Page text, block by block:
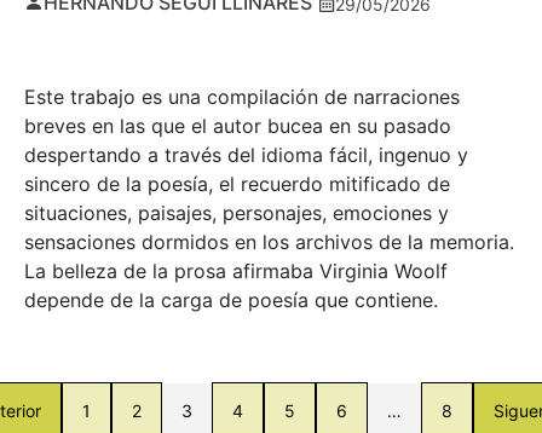
Este trabajo es una compilación de narraciones
breves en las que el autor bucea en su pasado
despertando a través del idioma fácil, ingenuo y
sincero de la poesía, el recuerdo mitificado de
situaciones, paisajes, personajes, emociones y
sensaciones dormidos en los archivos de la memoria.
La belleza de la prosa afirmaba Virginia Woolf
depende de la carga de poesía que contiene.
1 2 3 4 5 6 … 8